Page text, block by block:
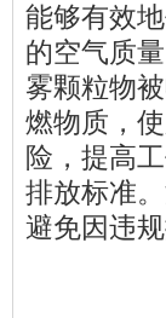
能够有效
的空气质
雾颗粒物
燃物质，
险，提高
排放标准
避免因违